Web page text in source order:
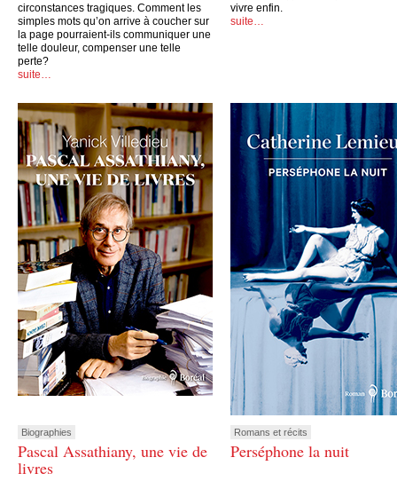
circonstances tragiques. Comment les
simples mots qu’on arrive à coucher sur
la page pourraient-ils communiquer une
telle douleur, compenser une telle
perte?
suite…
vivre enfin.
suite…
Biographies
Pascal Assathiany, une vie de
livres
Romans et récits
Perséphone la nuit